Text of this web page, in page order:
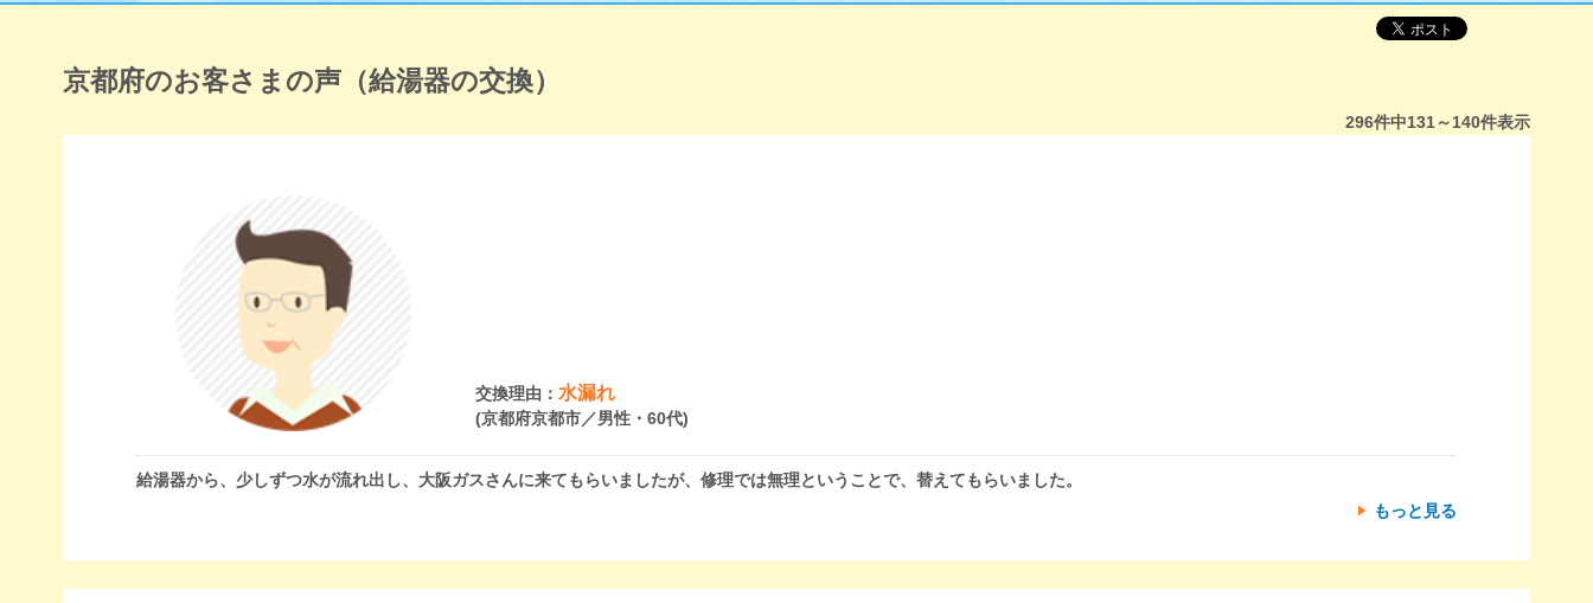
京都府のお客さまの声（給湯器の交換）
296件中131～140件表示
交換理由： 水漏れ
(京都府京都市／男性・60代)
給湯器から、少しずつ水が流れ出し、大阪ガスさんに来てもらいましたが、修理では無理ということで、替えてもらいました。
もっと見る